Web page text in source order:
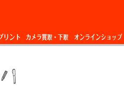
リント
カメラ買取・下
オンラインショップ